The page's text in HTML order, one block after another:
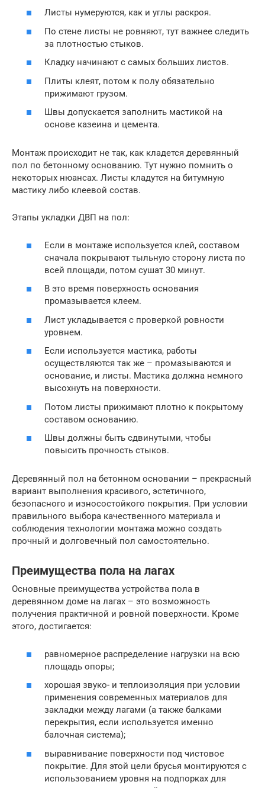
Листы нумеруются, как и углы раскроя.
По стене листы не ровняют, тут важнее следить
за плотностью стыков.
Кладку начинают с самых больших листов.
Плиты клеят, потом к полу обязательно
прижимают грузом.
Швы допускается заполнить мастикой на
основе казеина и цемента.
Монтаж происходит не так, как кладется деревянный
пол по бетонному основанию. Тут нужно помнить о
некоторых нюансах. Листы кладутся на битумную
мастику либо клеевой состав.
Этапы укладки ДВП на пол:
Если в монтаже используется клей, составом
сначала покрывают тыльную сторону листа по
всей площади, потом сушат 30 минут.
В это время поверхность основания
промазывается клеем.
Лист укладывается с проверкой ровности
уровнем.
Если используется мастика, работы
осуществляются так же – промазываются и
основание, и листы. Мастика должна немного
высохнуть на поверхности.
Потом листы прижимают плотно к покрытому
составом основанию.
Швы должны быть сдвинутыми, чтобы
повысить прочность стыков.
Деревянный пол на бетонном основании – прекрасный
вариант выполнения красивого, эстетичного,
безопасного и износостойкого покрытия. При условии
правильного выбора качественного материала и
соблюдения технологии монтажа можно создать
прочный и долговечный пол самостоятельно.
Преимущества пола на лагах
Основные преимущества устройства пола в
деревянном доме на лагах – это возможность
получения практичной и ровной поверхности. Кроме
этого, достигается:
равномерное распределение нагрузки на всю
площадь опоры;
хорошая звуко- и теплоизоляция при условии
применения современных материалов для
закладки между лагами (а также балками
перекрытия, если используется именно
балочная система);
выравнивание поверхности под чистовое
покрытие. Для этой цели брусья монтируются с
использованием уровня на подпорках для